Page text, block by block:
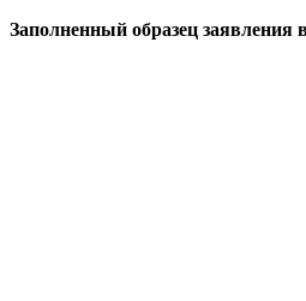
Заполненный образец